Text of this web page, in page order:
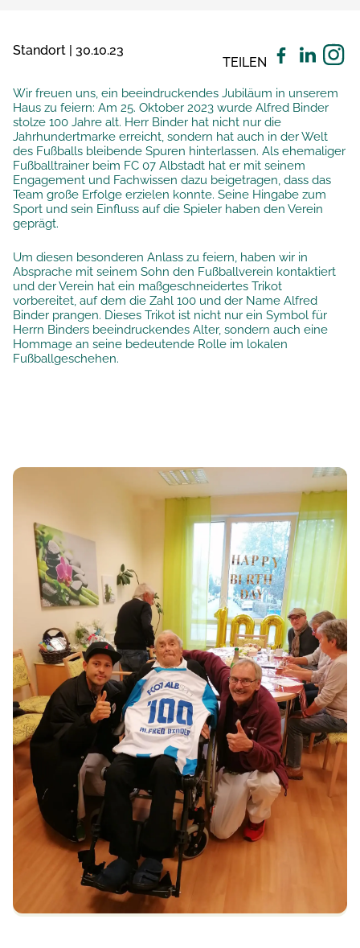
Standort | 30.10.23
TEILEN
Wir freuen uns, ein beeindruckendes Jubiläum in unserem
Haus zu feiern: Am 25. Oktober 2023 wurde Alfred Binder
stolze 100 Jahre alt. Herr Binder hat nicht nur die
Jahrhundertmarke erreicht, sondern hat auch in der Welt
des Fußballs bleibende Spuren hinterlassen. Als ehemaliger
Fußballtrainer beim FC 07 Albstadt hat er mit seinem
Engagement und Fachwissen dazu beigetragen, dass das
Team große Erfolge erzielen konnte. Seine Hingabe zum
Sport und sein Einfluss auf die Spieler haben den Verein
geprägt.
Um diesen besonderen Anlass zu feiern, haben wir in
Absprache mit seinem Sohn den Fußballverein kontaktiert
und der Verein hat ein maßgeschneidertes Trikot
vorbereitet, auf dem die Zahl 100 und der Name Alfred
Binder prangen. Dieses Trikot ist nicht nur ein Symbol für
Herrn Binders beeindruckendes Alter, sondern auch eine
Hommage an seine bedeutende Rolle im lokalen
Fußballgeschehen.